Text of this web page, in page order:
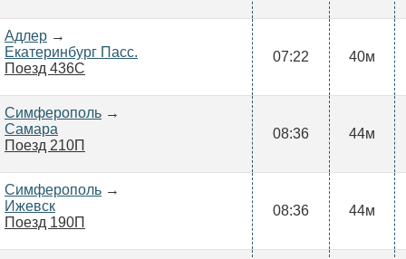
Адлер →
Екатеринбург Пасс.
Поезд 436С
07:22 40м
Симферополь →
Самара
Поезд 210П
08:36 44м
Симферополь →
Ижевск
Поезд 190П
08:36 44м